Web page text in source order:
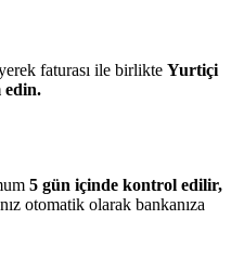
faturası ile birlikte Yurtiçi
edin.
5 gün içinde kontrol edilir,
otomatik olarak bankanıza